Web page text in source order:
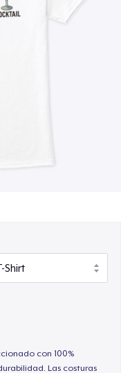
con 100%
Las costuras